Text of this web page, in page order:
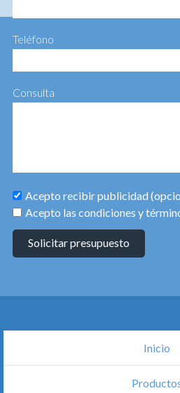
Teléfono
Consulta
Acepto recibir publicidad
Acepto las condiciones y
Solicitar presupuesto
Inicio